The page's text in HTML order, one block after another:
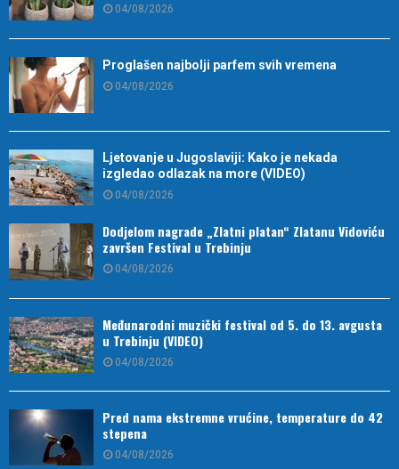
04/08/2026
Proglašen najbolji parfem svih vremena
04/08/2026
Ljetovanje u Jugoslaviji: Kako je nekada
izgledao odlazak na more (VIDEO)
04/08/2026
Dodjelom nagrade „Zlatni platan“ Zlatanu Vidoviću
završen Festival u Trebinju
04/08/2026
Međunarodni muzički festival od 5. do 13. avgusta
u Trebinju (VIDEO)
04/08/2026
Pred nama ekstremne vrućine, temperature do 42
stepena
04/08/2026